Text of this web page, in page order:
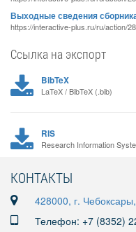
Выходные сведения
https://interactive-plus.ru/ru/action/
Ссылка на экспорт
BibTeX
LaTeX / BibTeX (.bib)
RIS
Research Information
КОНТАКТЫ
428000, г.
Телефон: +7 (8352)